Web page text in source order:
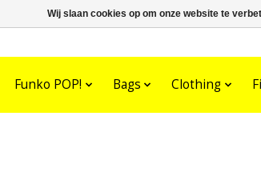
Funko POP! Bags Clothing
Wij slaan cookies op om onze website te